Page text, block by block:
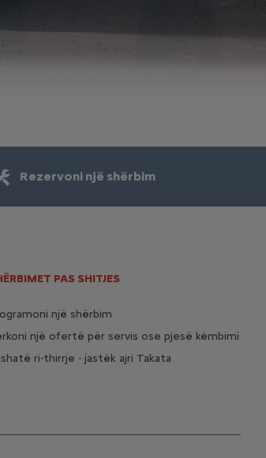
Rezervoni një shërbim
PAS SHITJES
një shërbim
një ofertë për servis ose pjesë këmbimi
ri-thirrje - jastëk ajri Takata